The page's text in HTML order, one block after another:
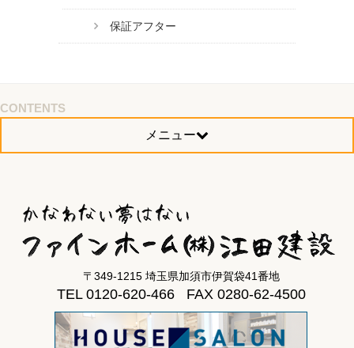
保証アフター
CONTENTS
メニュー
〒349-1215 埼玉県加須市伊賀袋41番地
TEL 0120-620-466 FAX 0280-62-4500